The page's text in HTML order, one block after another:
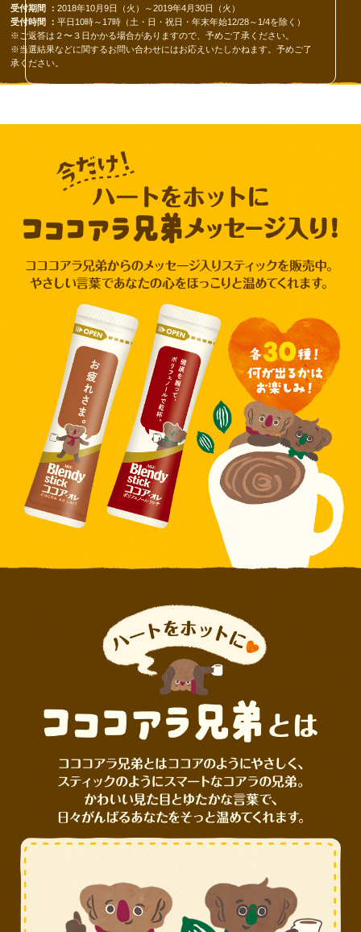
受付期間 ：2018年10月9日（火）～2019年4月30日（火）
受付時間 ：平日10時～17時（土・日・祝日・年末年始12/28～1/4を除く）
※ご返答は２〜３日かかる場合がありますので、予めご了承ください。
※当選結果などに関するお問い合わせにはお応えいたしかねます。予めご了
承ください。